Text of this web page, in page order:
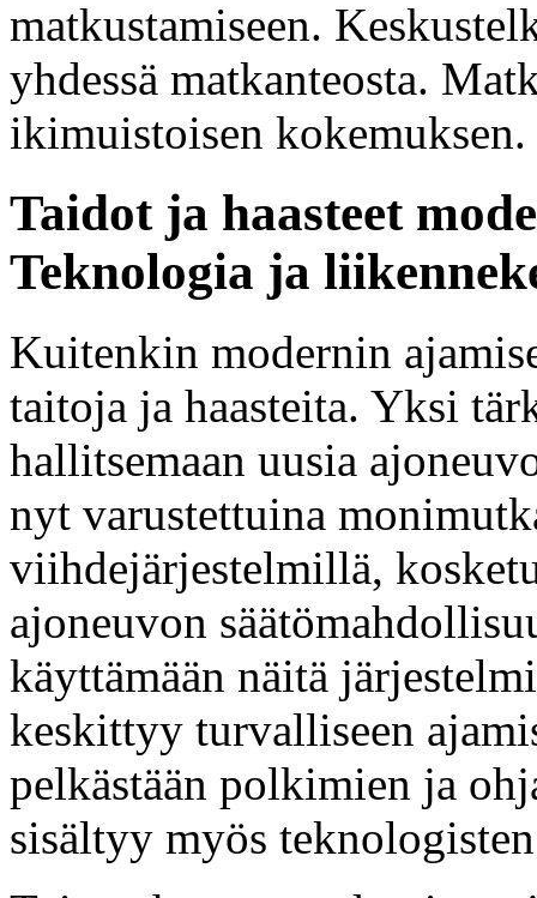
matkustamiseen.
yhdessä matkanteosta.
ikimuistoisen kokemuksen.
Taidot ja haasteet
Teknologia ja
Kuitenkin modernin
taitoja ja haasteita. Yksi
hallitsemaan uusia
nyt varustettuina
viihdejärjestelmillä,
ajoneuvon
käyttämään näitä
keskittyy turvalliseen
pelkästään polkimien ja
sisältyy myös